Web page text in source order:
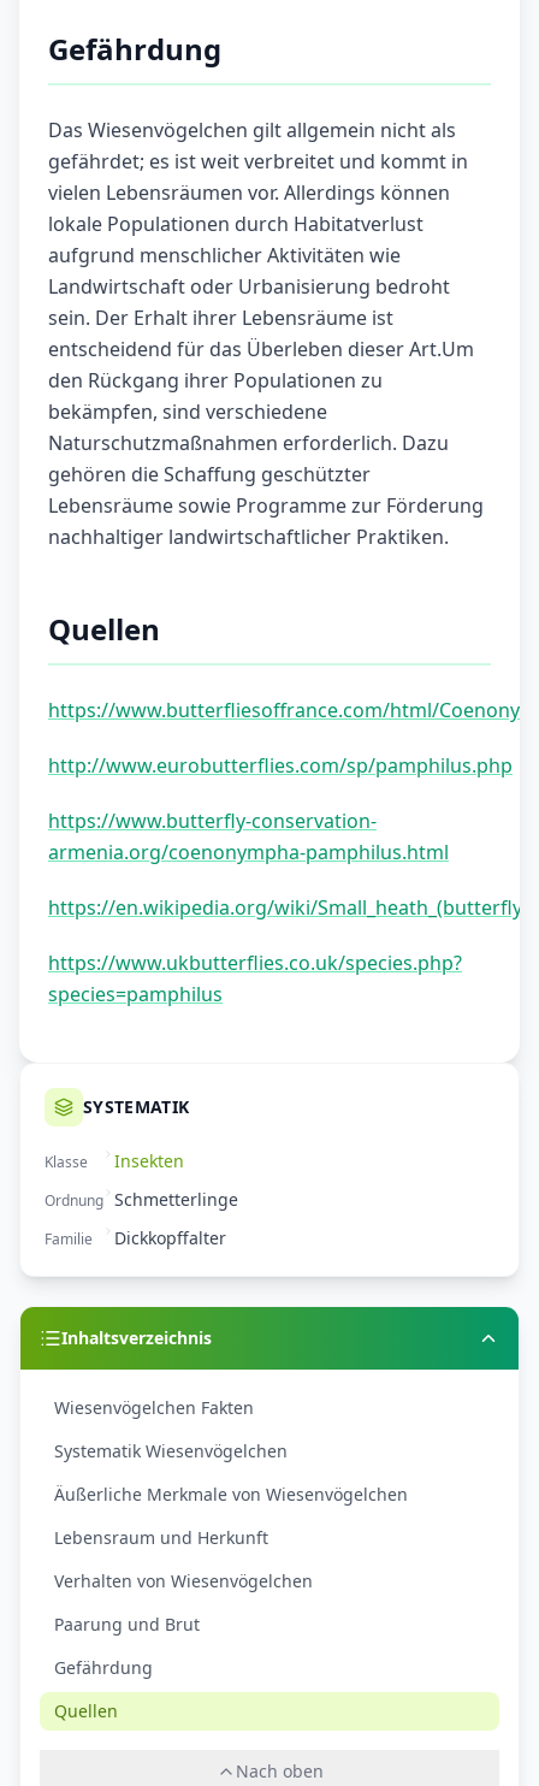
Gefährdung
Das Wiesenvögelchen gilt allgemein nicht als
gefährdet; es ist weit verbreitet und kommt in
vielen Lebensräumen vor. Allerdings können
lokale Populationen durch Habitatverlust
aufgrund menschlicher Aktivitäten wie
Landwirtschaft oder Urbanisierung bedroht
sein. Der Erhalt ihrer Lebensräume ist
entscheidend für das Überleben dieser Art.Um
den Rückgang ihrer Populationen zu
bekämpfen, sind verschiedene
Naturschutzmaßnahmen erforderlich. Dazu
gehören die Schaffung geschützter
Lebensräume sowie Programme zur Förderung
nachhaltiger landwirtschaftlicher Praktiken.
Quellen
https://www.butterfliesoffrance.com/html/
http://www.eurobutterflies.com/sp/pamphilus.php
https://www.butterfly-conservation-
armenia.org/coenonympha-pamphilus.html
https://en.wikipedia.org/wiki/Small_heath_(butterfly)
https://www.ukbutterflies.co.uk/species.php?
species=pamphilus
SYSTEMATIK
Klasse Insekten
Ordnung Schmetterlinge
Familie Dickkopffalter
Inhaltsverzeichnis
Wiesenvögelchen Fakten
Systematik Wiesenvögelchen
Äußerliche Merkmale von Wiesenvögelchen
Lebensraum und Herkunft
Verhalten von Wiesenvögelchen
Paarung und Brut
Gefährdung
Quellen
Nach oben